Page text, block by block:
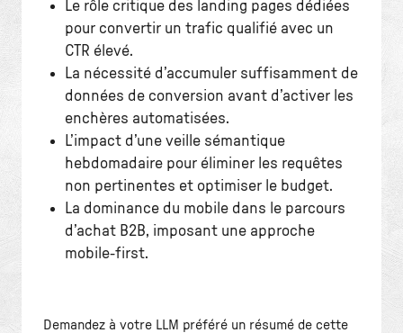
Le rôle critique des landing pages dédiées
pour convertir un trafic qualifié avec un
CTR élevé.
La nécessité d’accumuler suffisamment de
données de conversion avant d’activer les
enchères automatisées.
L’impact d’une veille sémantique
hebdomadaire pour éliminer les requêtes
non pertinentes et optimiser le budget.
La dominance du mobile dans le parcours
d’achat B2B, imposant une approche
mobile-first.
Demandez à votre LLM préféré un résumé de cette